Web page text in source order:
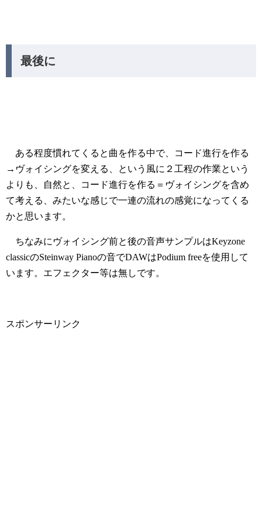
最後に
ある程度慣れてくると曲を作る中で、コード進行を作る
→ヴォイシングを変える、という風に２工程の作業という
よりも、自然と、コード進行を作る＝ヴォイシングを含め
て考える、みたいな感じで一連の流れの感覚になってくる
かと思います。
ちなみにヴォイシング前と後の音声サンプルはKeyzone
classicのSteinway Pianoの音でDAWはPodium freeを使用して
います。エフェクター等は無しです。
スポンサーリンク